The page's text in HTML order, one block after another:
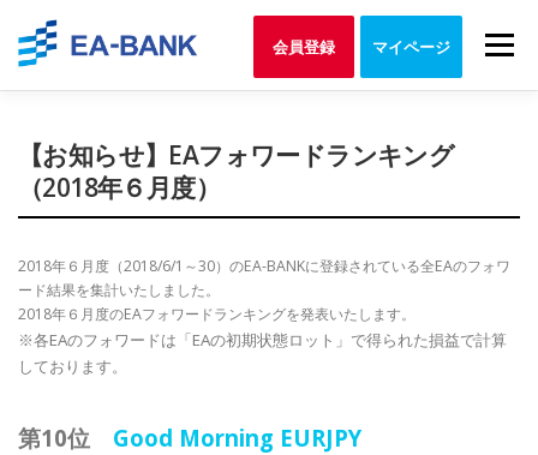
content
Menu
会員登録 マイページ
【お知らせ】EAフォワードランキング
（2018年６月度）
2018年６月度（2018/6/1～30）のEA-BANKに登録されている全EAのフォワ
ード結果を集計いたしました。
2018年６月度のEAフォワードランキングを発表いたします。
※各EAのフォワードは「EAの初期状態ロット」で得られた損益で計算
しております。
第10位 Good Morning EURJPY